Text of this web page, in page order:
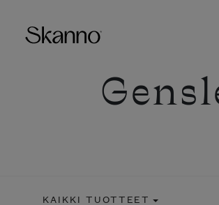
Haku
KAIKKI TUOTTEET